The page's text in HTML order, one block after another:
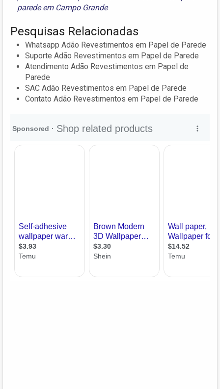
parede em Campo Grande
Pesquisas Relacionadas
Whatsapp Adão Revestimentos em Papel de Parede
Suporte Adão Revestimentos em Papel de Parede
Atendimento Adão Revestimentos em Papel de
Parede
SAC Adão Revestimentos em Papel de Parede
Contato Adão Revestimentos em Papel de Parede